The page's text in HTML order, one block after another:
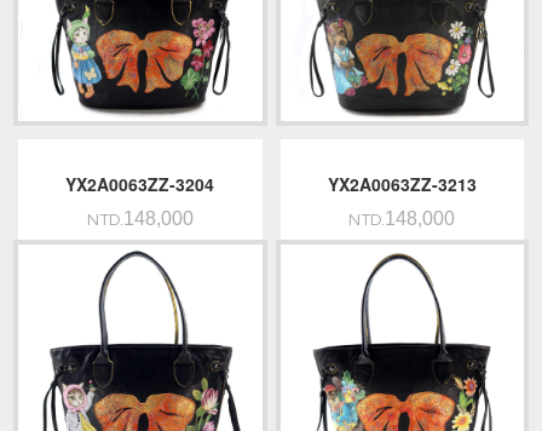
YX2A0063ZZ-3204
NTD.148,000
YX2A0063ZZ-3213
NTD.148,000